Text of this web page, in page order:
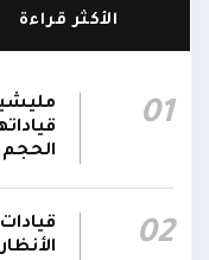
الجريمة..
23:16
مركز الملك
وسقطرى
22:01
الأكثر قراءة
01
الحجم
02